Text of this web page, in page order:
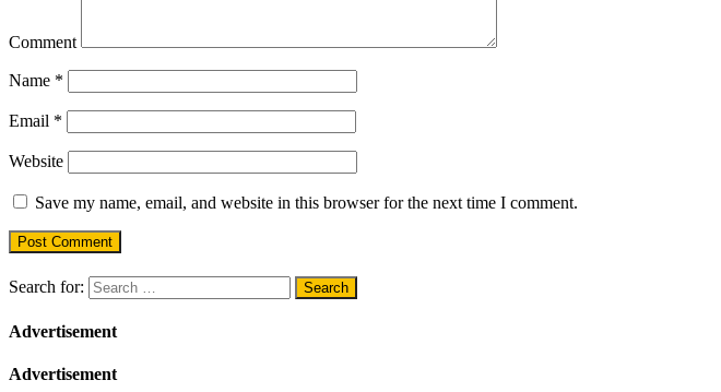
Comment
Name *
Email *
Website
Save my name, email, and website in this browser for the next time I comment.
Search for:
Advertisement
Advertisement